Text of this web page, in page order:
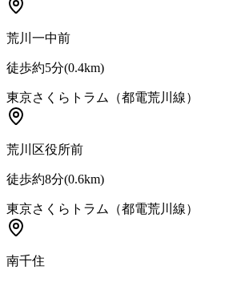
荒川一中前
徒歩約5分(0.4km)
東京さくらトラム（都電荒川線）
荒川区役所前
徒歩約8分(0.6km)
東京さくらトラム（都電荒川線）
南千住